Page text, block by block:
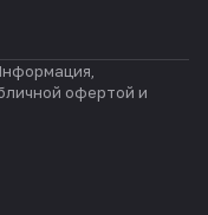
офертой и